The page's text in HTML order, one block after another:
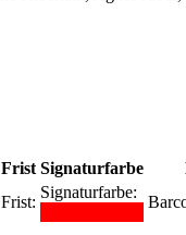
Frist Signaturfarbe
Frist:
Signaturfarbe: